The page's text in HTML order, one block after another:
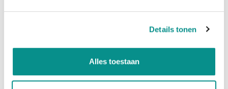
Details tonen
Alles toestaan
Thunderbolt connection
Thunderbolt connectivity for OWC
Minimum